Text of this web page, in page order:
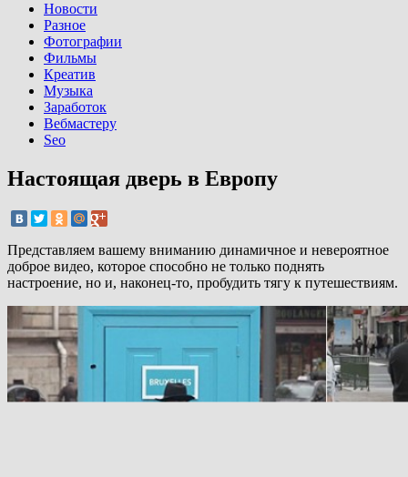
Новости
Разное
Фотографии
Фильмы
Креатив
Музыка
Заработок
Вебмастеру
Seo
Настоящая дверь в Европу
Представляем вашему вниманию динамичное и невероятное
доброе видео, которое способно не только поднять
настроение, но и, наконец-то, пробудить тягу к путешествиям.